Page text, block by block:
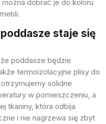
dobrać je do koloru
staje się
poddasze będzie
termoizolacyjne plisy do
solidne
w pomieszczeniu, a
tkaniny, która odbija
i nie nagrzewa się zbyt